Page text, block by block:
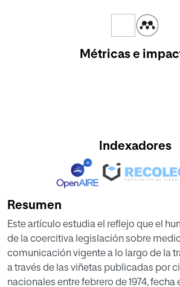
Métricas e
Indexadores
Resumen
Este artículo estudia el reflejo que el
de la coercitiva legislación sobre
comunicación vigente a lo largo de la
a través de las viñetas publicadas por
nacionales entre febrero de 1974, fecha